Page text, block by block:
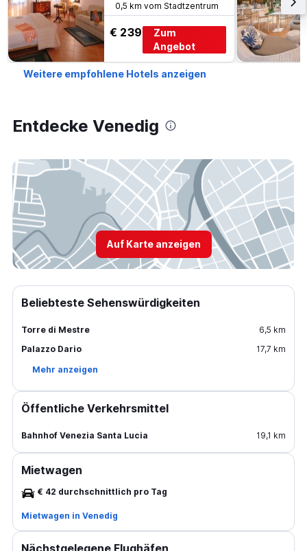
0,5 km vom Stadtzentrum
€ 239
Zum
Angebot
Weitere empfohlene Hotels anzeigen
Entdecke Venedig
Auf Karte anzeigen
Beliebteste Sehenswürdigkeiten
Torre di Mestre
6,5 km
Palazzo Dario
17,7 km
Mehr anzeigen
Öffentliche Verkehrsmittel
Bahnhof Venezia Santa Lucia 19,1 km
Mietwagen
€ 42 durchschnittlich pro Tag
Mietwagen in Venedig
Nächstgelegene Flughäfen